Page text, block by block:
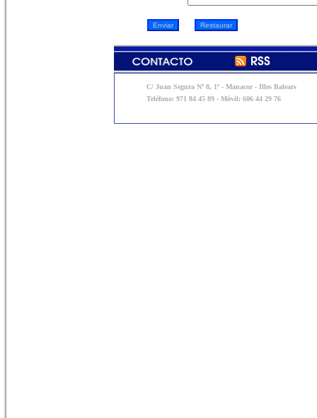
C/ Juan Segura Nº 8, 1º - Manacor - Illes Balears
Teléfono: 971 84 45 89 - Móvil: 606 44 29 76